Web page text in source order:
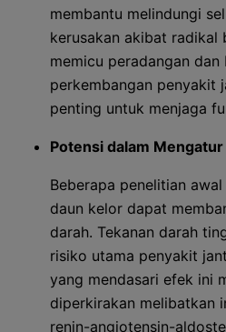
membantu melindungi
kerusakan akibat radikal
memicu peradangan
perkembangan penyakit
penting untuk menjaga
Potensi dalam
Beberapa penelitian
daun kelor dapat
darah. Tekanan darah
risiko utama penyakit
yang mendasari efek ini
diperkirakan melibatkan
renin-angiotensin-